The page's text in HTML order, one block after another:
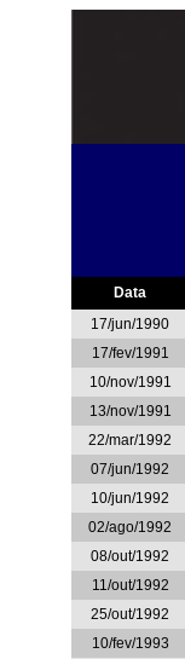
Data
17/jun/1990
17/fev/1991
10/nov/1991
13/nov/1991
22/mar/1992
07/jun/1992
10/jun/1992
02/ago/1992
08/out/1992
11/out/1992
25/out/1992
10/fev/1993